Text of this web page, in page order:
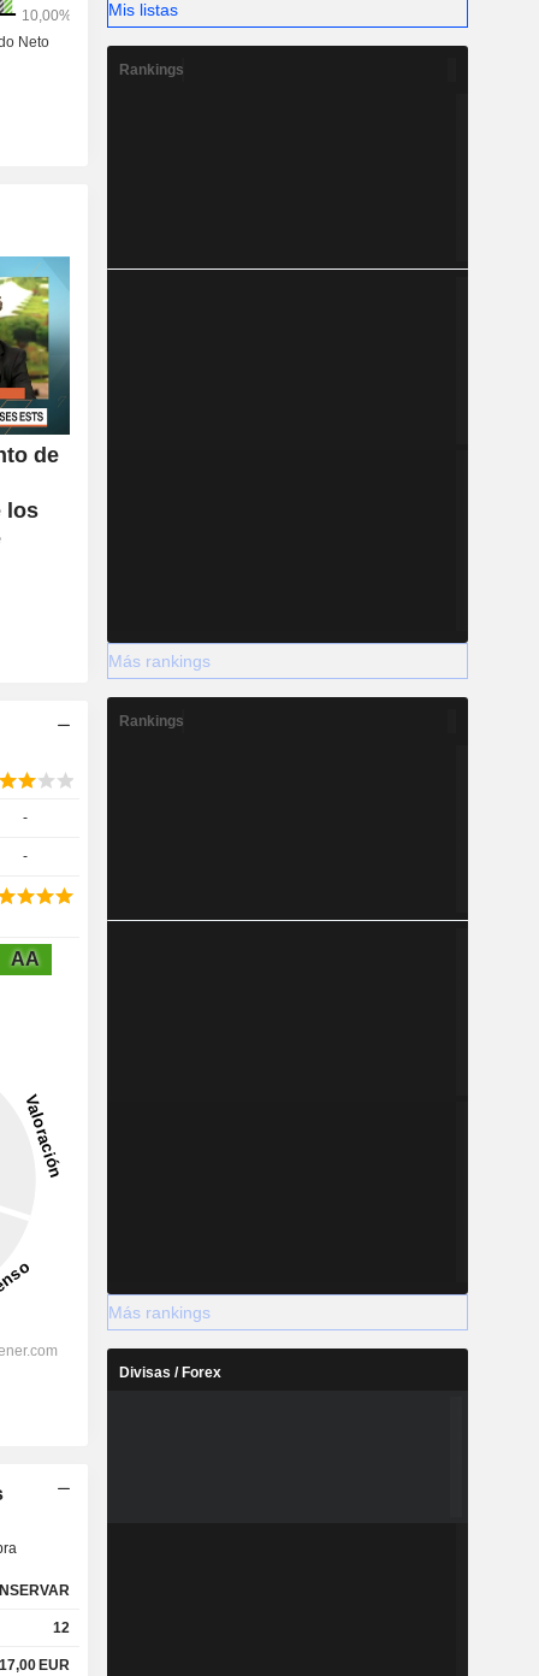
de
los
-
-
AA
12
17,00 EUR
Mis listas
Rankings
Más rankings
Rankings
Más rankings
Divisas / Forex